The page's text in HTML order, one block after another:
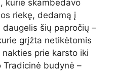
kurie skambėdavo
riekę, dedamą į
šių papročių –
grįžta netikėtomis
prie karsto iki
budynė –